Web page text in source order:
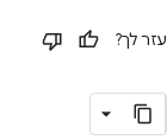
לך?